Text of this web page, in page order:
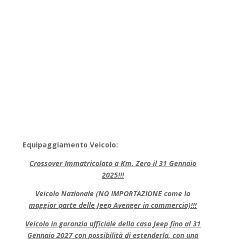
Equipaggiamento Veicolo:
Crossover Immatricolato a Km. Zero il 31 Gennaio
2025!!!
Veicolo Nazionale (NO IMPORTAZIONE come la
maggior parte delle Jeep Avenger in commercio)!!!
Veicolo in garanzia ufficiale della casa Jeep fino al 31
Gennaio 2027 con possibilità di estenderla, con una